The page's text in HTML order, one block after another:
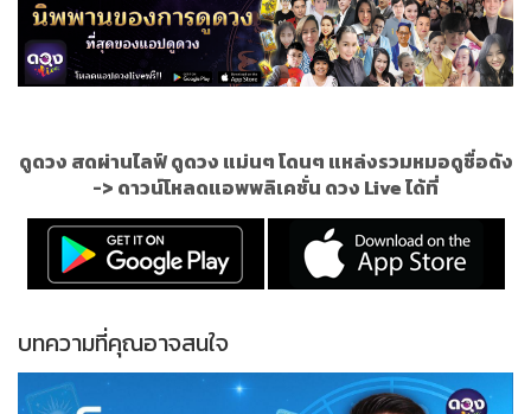
ดูดวง สดผ่านไลฟ์ ดูดวง แม่นๆ โดนๆ แหล่งรวมหมอดูชื่อดัง
-> ดาวน์โหลดแอพพลิเคชั่น ดวง Live ได้ที่
บทความที่คุณอาจสนใจ